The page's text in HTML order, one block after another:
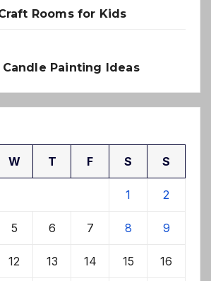
Rooms for Kids
Painting Ideas
W T F S S
1 2
5 6 7 8 9
12 13 14 15 16